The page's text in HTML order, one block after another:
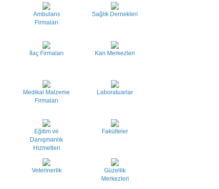
Ambulans
Firmaları
Sağlık Dernekleri
İlaç Firmaları Kan Merkezleri
Medikal Malzeme
Firmaları
Laboratuarlar
Eğitim ve
Danışmanlık
Hizmetleri
Fakülteler
Veterinerlik
Güzellik
Merkezleri